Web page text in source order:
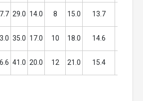
29.0 14.0 8 15.0 13.7
35.0 17.0 10 18.0 14.6
41.0 20.0 12 21.0 15.4